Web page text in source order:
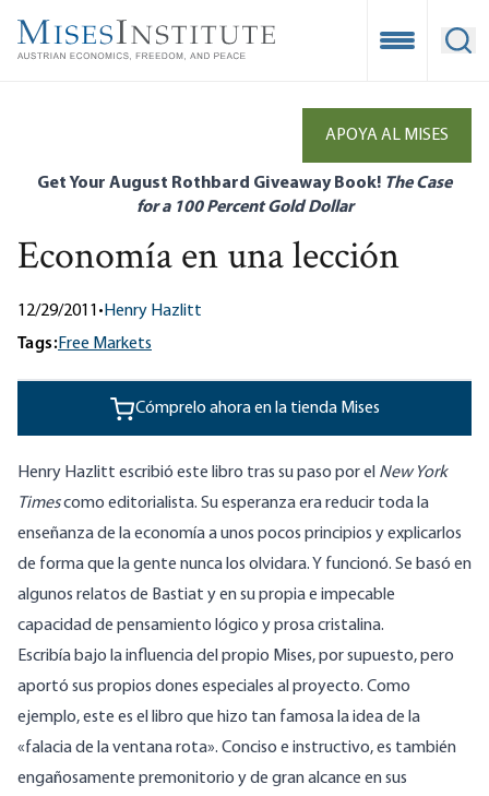
main
Open
APOYA AL MISES
Get Your August Rothbard Giveaway Book! The Case
for a 100 Percent Gold Dollar
Economía en una lección
12/29/2011•Henry Hazlitt
Tags:Free Markets
Cómprelo ahora en la tienda Mises
Henry Hazlitt escribió este libro tras su paso por el New York
Timescomo editorialista. Su esperanza era reducir toda la
enseñanza de la economía a unos pocos principios y explicarlos
de forma que la gente nunca los olvidara. Y funcionó. Se basó en
algunos relatos de Bastiat y en su propia e impecable
capacidad de pensamiento lógico y prosa cristalina.
Escribía bajo la influencia del propio Mises, por supuesto, pero
aportó sus propios dones especiales al proyecto. Como
ejemplo, este es el libro que hizo tan famosa la idea de la
«falacia de la ventana rota». Conciso e instructivo, es también
engañosamente premonitorio y de gran alcance en sus